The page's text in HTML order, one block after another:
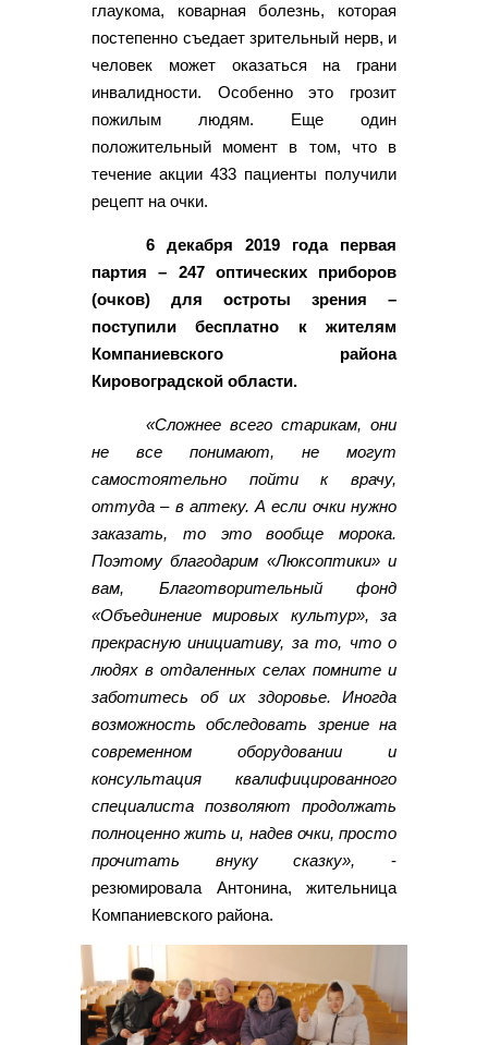
глаукома, коварная болезнь, которая
постепенно съедает зрительный нерв, и
человек может оказаться на грани
инвалидности. Особенно это грозит
пожилым людям. Еще один
положительный момент в том, что в
течение акции 433 пациенты получили
рецепт на очки.
6 декабря 2019 года первая
партия – 247 оптических приборов
(очков) для остроты зрения –
поступили бесплатно к жителям
Компаниевского района
Кировоградской области.
«Сложнее всего старикам, они
не все понимают, не могут
самостоятельно пойти к врачу,
оттуда – в аптеку. А если очки нужно
заказать, то это вообще морока.
Поэтому благодарим «Люксоптики» и
вам, Благотворительный фонд
«Объединение мировых культур», за
прекрасную инициативу, за то, что о
людях в отдаленных селах помните и
заботитесь об их здоровье. Иногда
возможность обследовать зрение на
современном оборудовании и
консультация квалифицированного
специалиста позволяют продолжать
полноценно жить и, надев очки, просто
прочитать внуку сказку», -
резюмировала Антонина, жительница
Компаниевского района.